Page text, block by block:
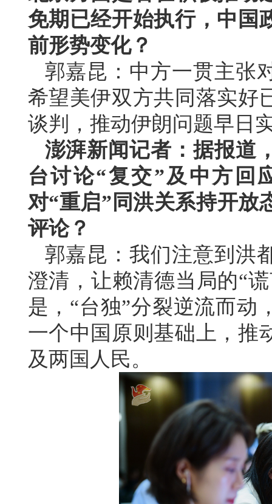
免期已经开始执行，中国
前形势变化？
郭嘉昆：中方一贯主张
希望美伊双方共同落实好
谈判，推动伊朗问题早日
澎湃新闻记者：据报道
台讨论“复交”及中方回
对“重启”同洪关系持开放
评论？
郭嘉昆：我们注意到洪
澄清，让赖清德当局的“
是，“台独”分裂逆流而动
一个中国原则基础上，推
及两国人民。